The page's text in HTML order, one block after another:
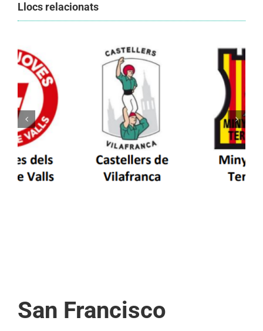
Llocs relacionats
Els Castellers de Vilafranca unieixen tradició i
patrimoni en un viatge de colla a la Vall
d’Aran i a la Vall de Boí
San Francisco